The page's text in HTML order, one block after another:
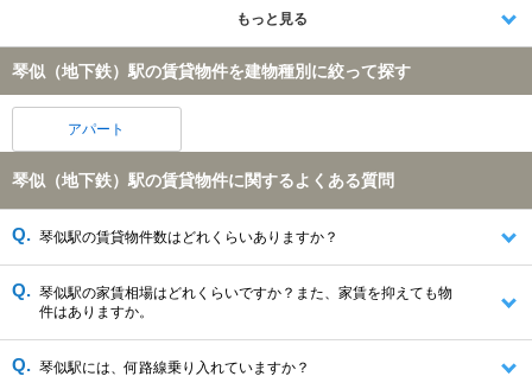
もっと見る
琴似（地下鉄）駅の賃貸物件を建物種別に絞って探す
アパート
琴似（地下鉄）駅の賃貸物件に関するよくある質問
琴似駅の賃貸物件数はどれくらいありますか？
琴似駅の家賃相場はどれくらいですか？また、家賃を抑えても物
件はありますか。
琴似駅には、何路線乗り入れていますか？